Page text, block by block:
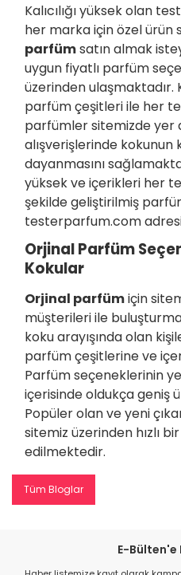
Kalıcılığı yüksek olan
her marka için özel ürün
parfümsatın almak
uygun fiyatlı parfüm
üzerinden ulaşmaktadır.
parfüm çeşitleri ile her
parfümler sitemizde yer
alışverişlerinde kokunun
dayanmasını
yüksek ve içerikleri her
şekilde geliştirilmiş
testerparfum.com
Orjinal Parfüm
Kokular
Orjinal parfümiçin
müşterileri ile
koku arayışında olan
parfüm çeşitlerine ve
Parfüm seçeneklerinin
içerisinde oldukça geniş
Popüler olan ve yeni
sitemiz üzerinden hızlı
edilmektedir.
Tüm Bloglar
E-Bülten'e